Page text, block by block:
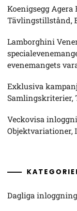
Koenigsegg Agera
Tävlingstillstånd,
Lamborghini
evenemangets
Exklusiva
Samlingskriterier,
Veckovisa
Objektvariationer,
Dagliga